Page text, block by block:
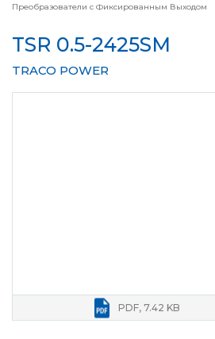
Преобразователи с Фиксированным Выходом
TSR 0.5-2425SM
TRACO POWER
PDF, 7.42 KB